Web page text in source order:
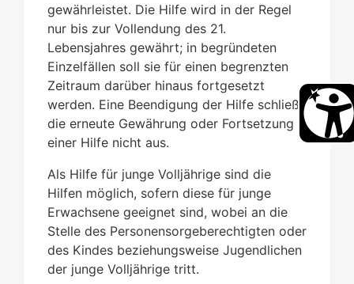
gewährleistet. Die Hilfe wird in der Regel
nur bis zur Vollendung des 21.
Lebensjahres gewährt; in begründeten
Einzelfällen soll sie für einen begrenzten
Zeitraum darüber hinaus fortgesetzt
werden. Eine Beendigung der Hilfe schließt
die erneute Gewährung oder Fortsetzung
einer Hilfe nicht aus.
Als Hilfe für junge Volljährige sind die
Hilfen möglich, sofern diese für junge
Erwachsene geeignet sind, wobei an die
Stelle des Personensorgeberechtigten oder
des Kindes beziehungsweise Jugendlichen
der junge Volljährige tritt.